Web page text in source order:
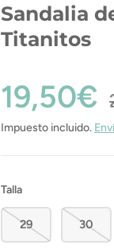
Sandalia
Titanitos
19,50€
Impuesto incluido.
Talla
29 30